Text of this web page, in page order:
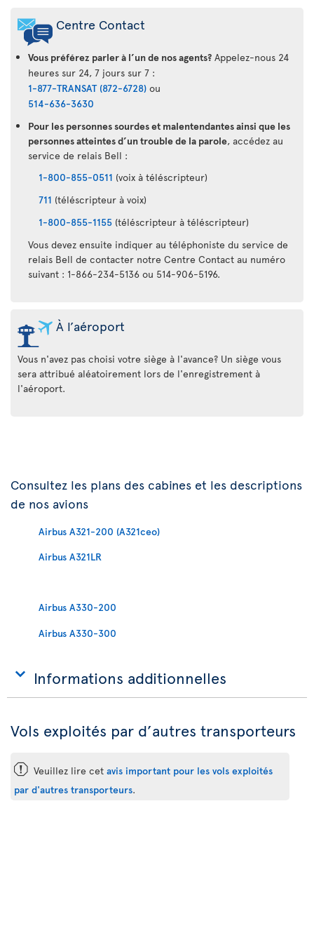
Centre Contact
Vous préférez parler à l’un de nos agents? Appelez-nous 24
heures sur 24, 7 jours sur 7 :
1-877-TRANSAT (872-6728) ou
514-636-3630
Pour les personnes sourdes et malentendantes ainsi que les
personnes atteintes d’un trouble de la parole, accédez au
service de relais Bell :
1-800-855-0511 (voix à téléscripteur)
711 (téléscripteur à voix)
1-800-855-1155 (téléscripteur à téléscripteur)
Vous devez ensuite indiquer au téléphoniste du service de
relais Bell de contacter notre Centre Contact au numéro
suivant : 1-866-234-5136 ou 514-906-5196.
À l’aéroport
Vous n'avez pas choisi votre siège à l'avance? Un siège vous
sera attribué aléatoirement lors de l'enregistrement à
l'aéroport.
Consultez les plans des cabines et les descriptions
de nos avions
Airbus A321-200 (A321ceo)
Airbus A321LR
Airbus A330-200
Airbus A330-300
Informations additionnelles
Vols exploités par d’autres transporteurs
ü Veuillez lire cet avis important pour les vols exploités
par d'autres transporteurs.